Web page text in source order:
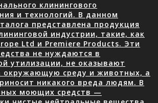
клинингового
и технологий. В данном
представлена продукция
индустрии, такие, как
Ltd и Premiere Products. Эти
не нуждаются в
утилизации, не оказывают
окружающую среду и животных, а
никакого вреда людям. В
моющих средств —